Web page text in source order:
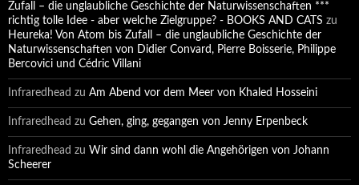
Zufall – die unglaubliche Geschichte der Naturwissenschaften ***
richtig tolle Idee - aber welche Zielgruppe? - BOOKS AND CATS zu
Heureka! Von Atom bis Zufall – die unglaubliche Geschichte der
Naturwissenschaften von Didier Convard, Pierre Boisserie, Philippe
Bercovici und Cédric Villani
Infraredhead zu Am Abend vor dem Meer von Khaled Hosseini
Infraredhead zu Gehen, ging, gegangen von Jenny Erpenbeck
Infraredhead zu Wir sind dann wohl die Angehörigen von Johann
Scheerer